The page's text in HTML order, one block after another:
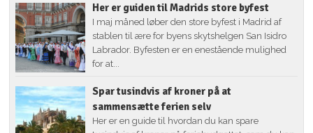
Her er guiden til Madrids store byfest
I maj måned løber den store byfest i Madrid af
stablen til ære for byens skytshelgen San Isidro
Labrador. Byfesten er en enestående mulighed
for at...
Spar tusindvis af kroner på at
sammensætte ferien selv
Her er en guide til hvordan du kan spare